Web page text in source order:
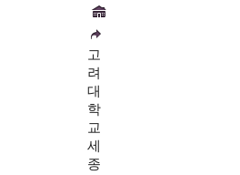
고
려
대
학
교
세
종